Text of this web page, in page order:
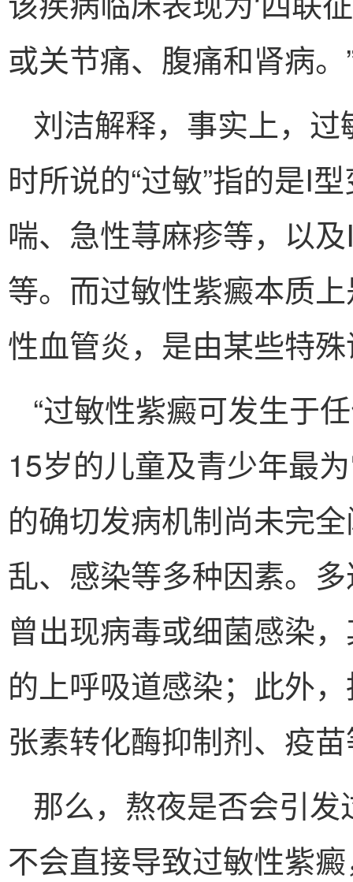
或关节痛、腹痛和肾病
刘洁解释，事实上，
时所说的“过敏”指的是I
喘、急性荨麻疹等，以
等。而过敏性紫癜本质
性血管炎，是由某些特
“过敏性紫癜可发生于
15岁的儿童及青少年最
的确切发病机制尚未完
乱、感染等多种因素。
曾出现病毒或细菌感染
的上呼吸道感染；此外
张素转化酶抑制剂、疫
那么，熬夜是否会引
不会直接导致过敏性紫